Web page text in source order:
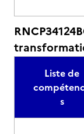
Liste de
s